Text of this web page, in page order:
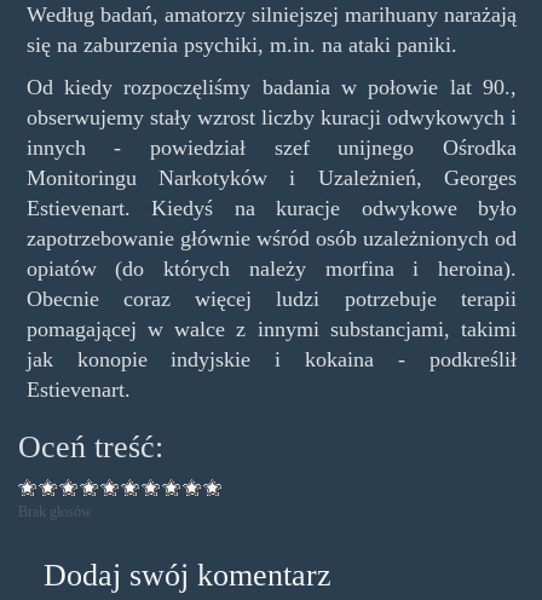
Według badań, amatorzy silniejszej marihuany narażają
się na zaburzenia psychiki, m.in. na ataki paniki.
Od kiedy rozpoczęliśmy badania w połowie lat 90.,
obserwujemy stały wzrost liczby kuracji odwykowych i
innych - powiedział szef unijnego Ośrodka
Monitoringu Narkotyków i Uzależnień, Georges
Estievenart. Kiedyś na kuracje odwykowe było
zapotrzebowanie głównie wśród osób uzależnionych od
opiatów (do których należy morfina i heroina).
Obecnie coraz więcej ludzi potrzebuje terapii
pomagającej w walce z innymi substancjami, takimi
jak konopie indyjskie i kokaina - podkreślił
Estievenart.
Oceń treść:
Brak głosów
Dodaj swój komentarz